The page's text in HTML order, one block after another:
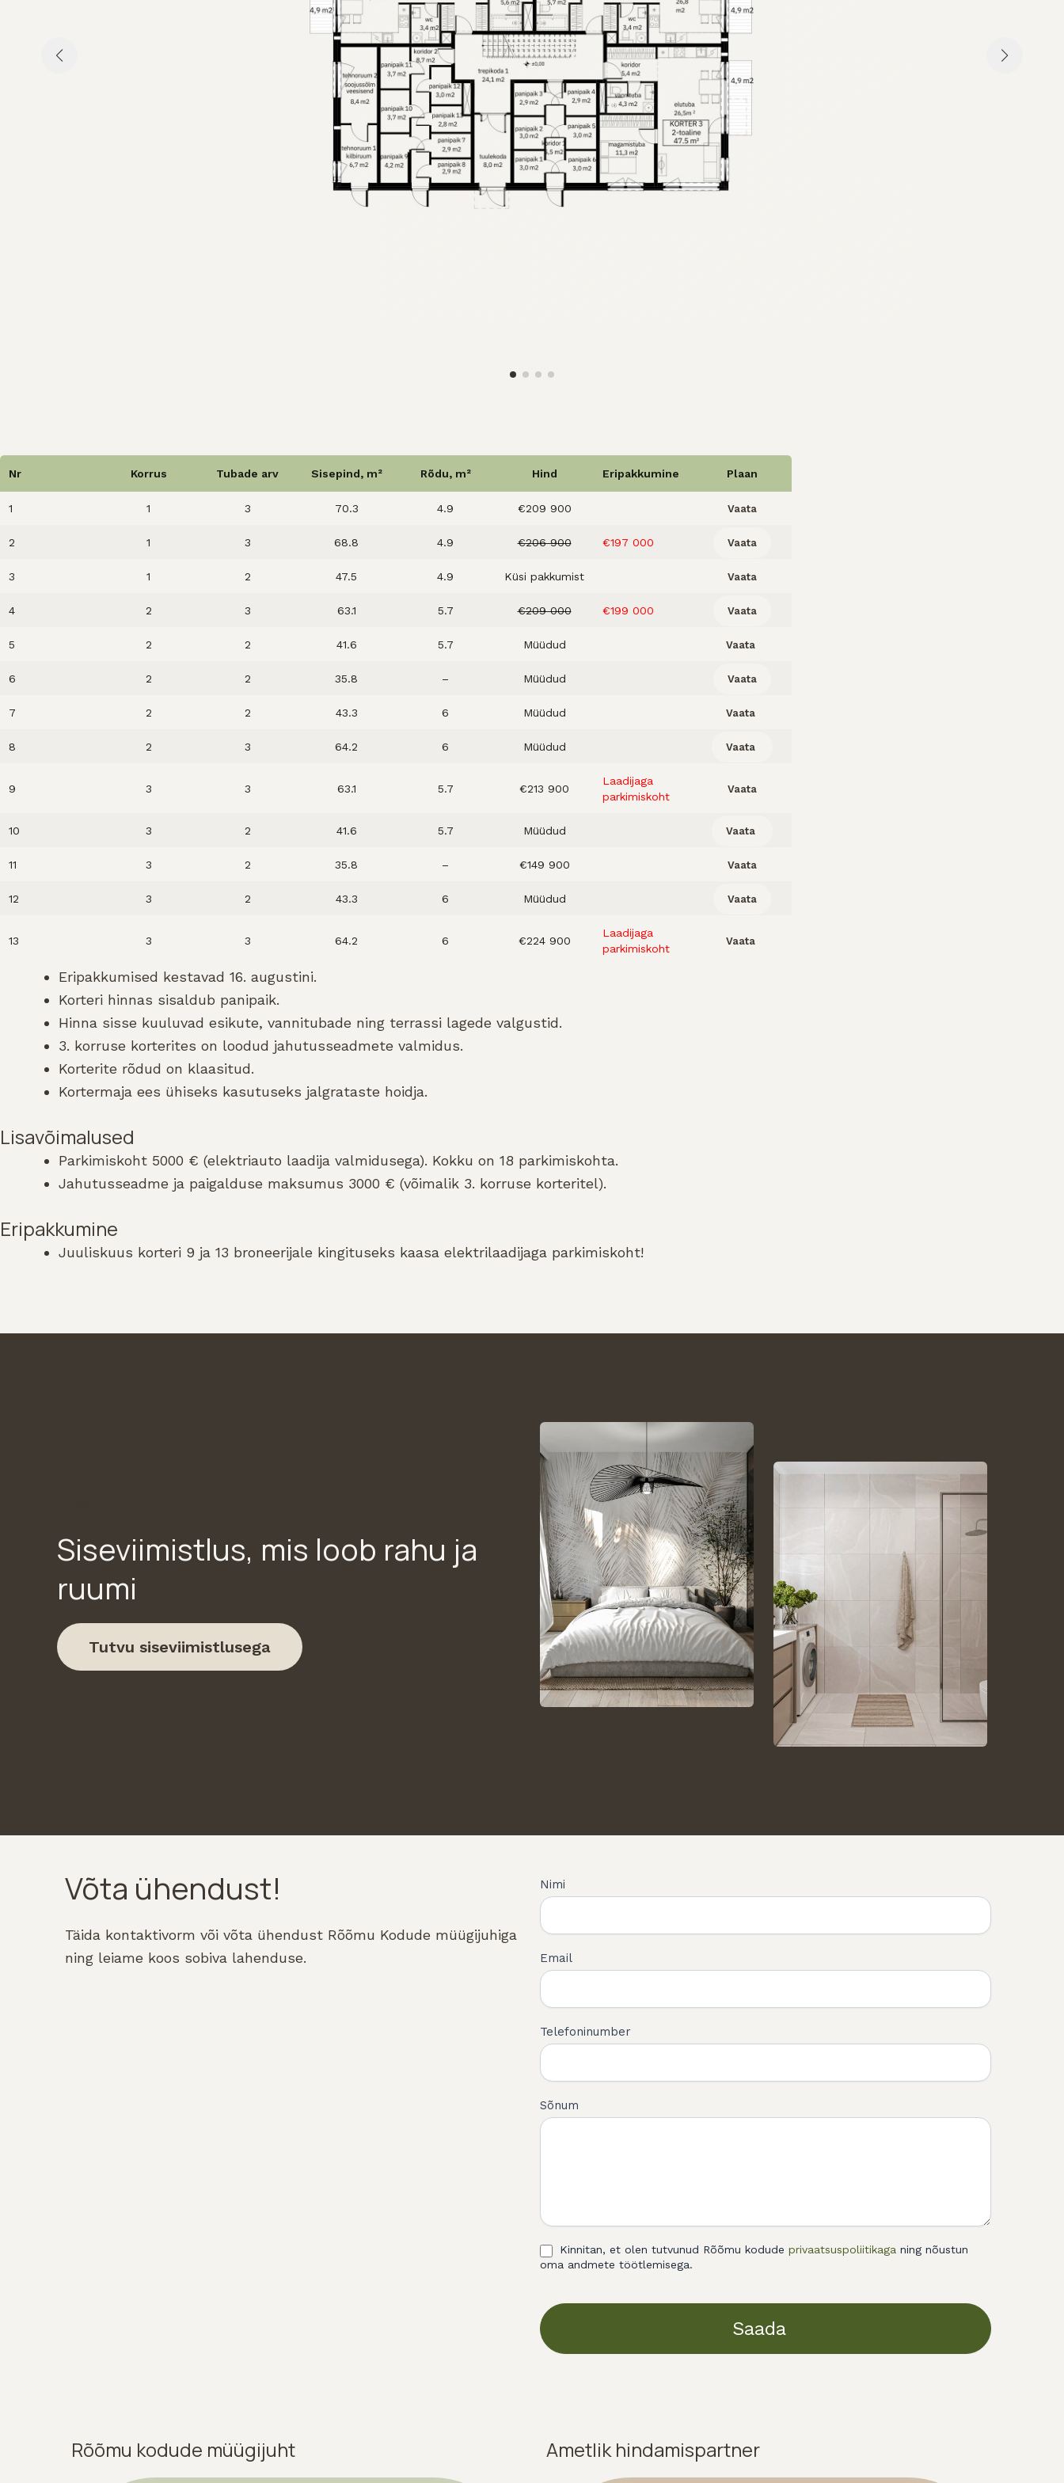
Nr Korrus Tubade arv Sise­pind, m² Rõdu, m² Hind Eripakkumine Plaan
1 1 3 70.3 4.9 €209 900 Vaata
2 1 3 68.8 4.9 €206 900 €197 000 Vaata
3 1 2 47.5 4.9 Küsi pakkumist Vaata
4 2 3 63.1 5.7 €209 000 €199 000 Vaata
5 2 2 41.6 5.7 Müüdud Vaata
6 2 2 35.8 – Müüdud Vaata
7 2 2 43.3 6 Müüdud Vaata
8 2 3 64.2 6 Müüdud Vaata
9 3 3 63.1 5.7 €213 900
Laadijaga
parkimiskoht
Vaata
10 3 2 41.6 5.7 Müüdud Vaata
11 3 2 35.8 – €149 900 Vaata
12 3 2 43.3 6 Müüdud Vaata
13 3 3 64.2 6 €224 900
Laadijaga
parkimiskoht
Vaata
Eripakkumised kestavad 16. augustini.
Korteri hinnas sisaldub panipaik.
Hinna sisse kuuluvad esikute, vannitubade ning terrassi lagede valgustid.
3. korruse korterites on loodud jahutusseadmete valmidus.
Korterite rõdud on klaasitud.
Kortermaja ees ühiseks kasutuseks jalgrataste hoidja.
Lisavõimalused
Parkimiskoht 5000 € (elektriauto laadija valmidusega). Kokku on 18 parkimiskohta.
Jahutusseadme ja paigalduse maksumus 3000 € (võimalik 3. korruse korteritel).
Eripakkumine
Juuliskuus korteri 9 ja 13 broneerijale kingituseks kaasa elektrilaadijaga parkimiskoht!
Siseviimistlus, mis loob rahu ja
ruumi
Tutvu siseviimistlusega
Võta ühendust!
Täida kontaktivorm või võta ühendust Rõõmu Kodude müügijuhiga
ning leiame koos sobiva lahenduse.
Võta
ühendust
Nimi
Email
Telefoninumber
Sõnum
Kinnitan, et olen tutvunud Rõõmu kodude privaatsuspoliitikaga ning nõustun
oma andmete töötlemisega.
Saada
Rõõmu kodude müügijuht Ametlik hindamispartner